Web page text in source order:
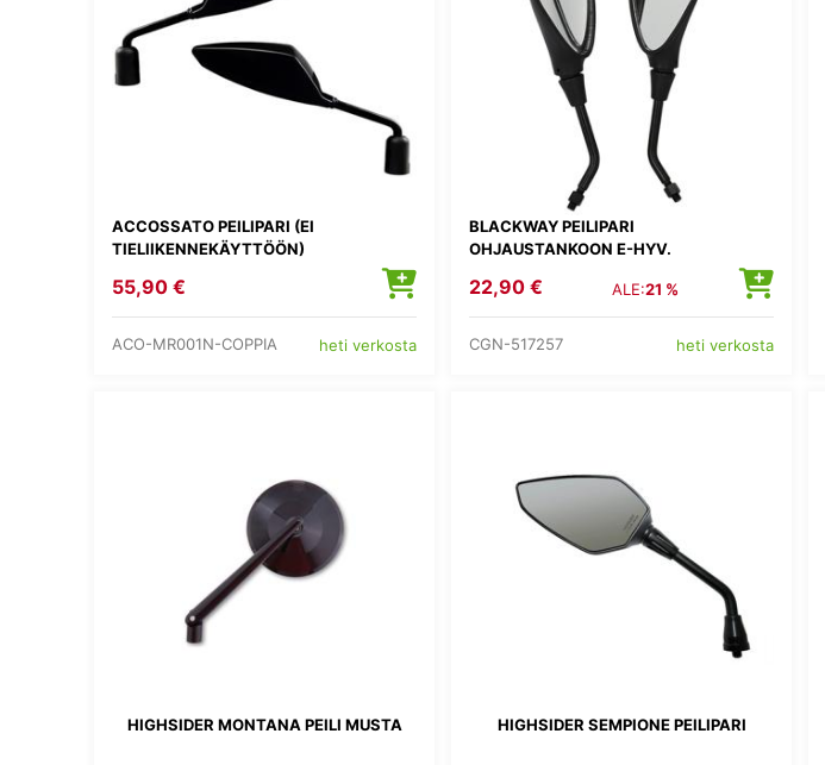
ACCOSSATO PEILIPARI (EI
TIELIIKENNEKÄYTTÖÖN)
55,90 €
ACO-MR001N-COPPIA heti verkosta
BLACKWAY PEILIPARI
OHJAUSTANKOON E-HYV.
22,90 € ALE:21 %
CGN-517257 heti verkosta
HIGHSIDER MONTANA PEILI MUSTA HIGHSIDER SEMPIONE PEILIPARI